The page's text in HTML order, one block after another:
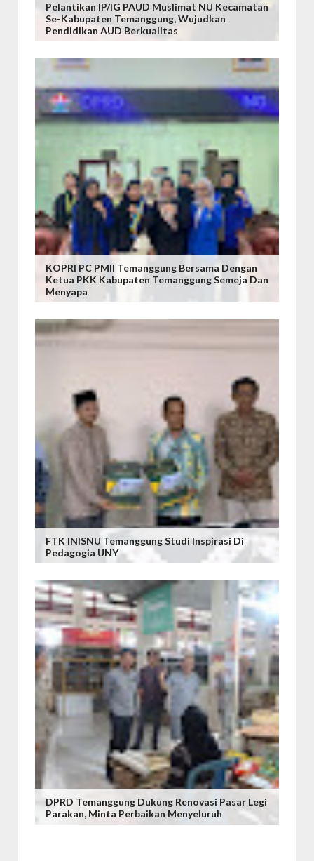
Pelantikan IP/IG PAUD Muslimat NU Kecamatan
Se-Kabupaten Temanggung, Wujudkan
Pendidikan AUD Berkualitas
KOPRI PC PMII Temanggung Bersama Dengan
Ketua PKK Kabupaten Temanggung Semeja Dan
Menyapa
FTK INISNU Temanggung Studi Inspirasi Di
Pedagogia UNY
DPRD Temanggung Dukung Renovasi Pasar Legi
Parakan, Minta Perbaikan Menyeluruh